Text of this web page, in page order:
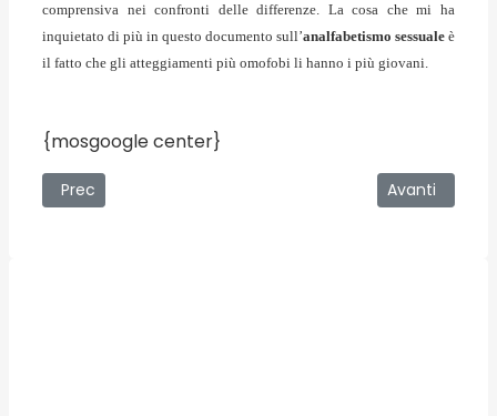
comprensiva nei confronti delle differenze. La cosa che mi ha
inquietato di più in questo documento sull’analfabetismo sessuale è
il fatto che gli atteggiamenti più omofobi li hanno i più giovani.
{mosgoogle center}
Articolo precedente: Perdere la fiducia nelle Istituzioni
Prec Articolo
Avanti